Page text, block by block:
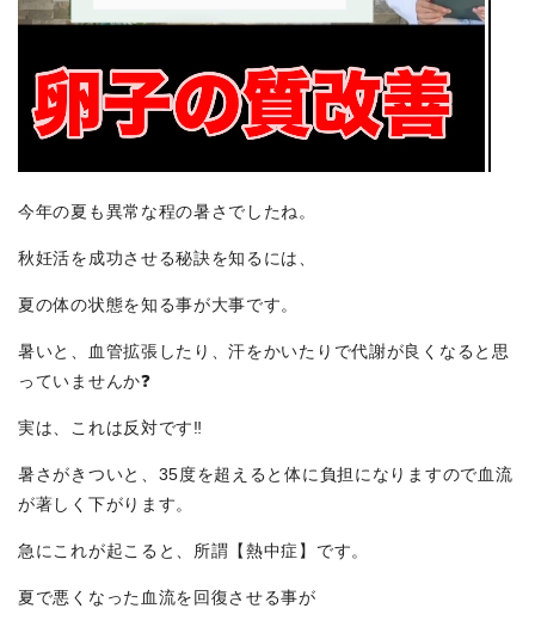
今年の夏も異常な程の暑さでしたね。
秋妊活を成功させる秘訣を知るには、
夏の体の状態を知る事が大事です。
暑いと、血管拡張したり、汗をかいたりで代謝が良くなると思
っていませんか❓
実は、これは反対です‼️
暑さがきついと、35度を超えると体に負担になりますので血流
が著しく下がります。
急にこれが起こると、所謂【熱中症】です。
夏で悪くなった血流を回復させる事が